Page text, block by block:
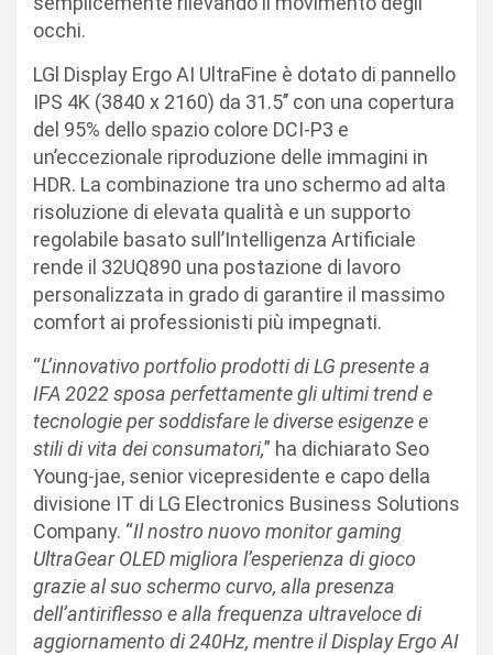
occhi.
LGl Display Ergo AI UltraFine è dotato di pannello
IPS 4K (3840 x 2160) da 31.5’’ con una copertura
del 95% dello spazio colore DCI-P3 e
un’eccezionale riproduzione delle immagini in
HDR. La combinazione tra uno schermo ad alta
risoluzione di elevata qualità e un supporto
regolabile basato sull’Intelligenza Artificiale
rende il 32UQ890 una postazione di lavoro
personalizzata in grado di garantire il massimo
comfort ai professionisti più impegnati.
“L’innovativo portfolio prodotti di LG presente a
IFA 2022 sposa perfettamente gli ultimi trend e
tecnologie per soddisfare le diverse esigenze e
stili di vita dei consumatori,” ha dichiarato Seo
Young-jae, senior vicepresidente e capo della
divisione IT di LG Electronics Business Solutions
Company. “Il nostro nuovo monitor gaming
UltraGear OLED migliora l’esperienza di gioco
grazie al suo schermo curvo, alla presenza
dell’antiriflesso e alla frequenza ultraveloce di
aggiornamento di 240Hz, mentre il Display Ergo AI